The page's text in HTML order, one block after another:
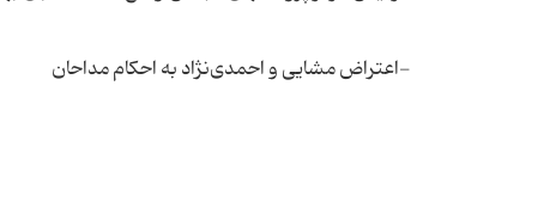
-اعتراض مشایی و احمدی‌نژاد به احکام مداحان